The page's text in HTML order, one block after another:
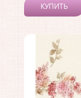
КУПИТЬ